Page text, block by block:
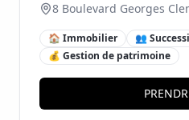
8 Boulevard Georges
🏠 Immobilier 👥
💰 Gestion de patrimoine